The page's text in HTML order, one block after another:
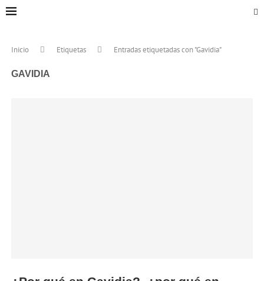
Inicio Etiquetas Entradas etiquetadas con "Gavidia"
GAVIDIA